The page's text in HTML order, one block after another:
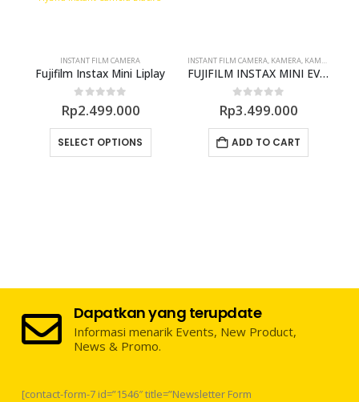
INSTANT FILM CAMERA
Fujifilm Instax Mini Liplay
0out of 5
Rp2.499.000
SELECT OPTIONS
This product has multiple variants. The options may be chosen on the product page
INSTANT FILM CAMERA, KAMERA, KAMERA FOTO
FUJIFILM INSTAX MINI EVO Instant Film Camera
0out of 5
Rp3.499.000
ADD TO CART
Dapatkan yang terupdate
Informasi menarik Events, New Product,
News & Promo.
[contact-form-7 id=”1546″ title=”Newsletter Form